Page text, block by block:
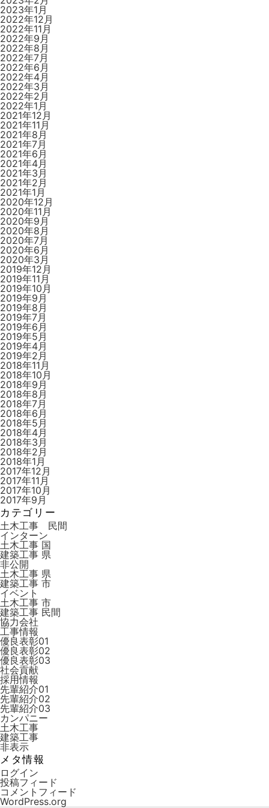
2023年1月
2022年12月
2022年11月
2022年9月
2022年8月
2022年7月
2022年6月
2022年4月
2022年3月
2022年2月
2022年1月
2021年12月
2021年11月
2021年8月
2021年7月
2021年6月
2021年4月
2021年3月
2021年2月
2021年1月
2020年12月
2020年11月
2020年9月
2020年8月
2020年7月
2020年6月
2020年3月
2019年12月
2019年11月
2019年10月
2019年9月
2019年8月
2019年7月
2019年6月
2019年5月
2019年4月
2019年2月
2018年11月
2018年10月
2018年9月
2018年8月
2018年7月
2018年6月
2018年5月
2018年4月
2018年3月
2018年2月
2018年1月
2017年12月
2017年11月
2017年10月
2017年9月
カテゴリー
土木工事 民間
インターン
土木工事 国
建築工事 県
非公開
土木工事 県
建築工事 市
イベント
土木工事 市
建築工事 ⺠間
協力会社
工事情報
優良表彰01
優良表彰02
優良表彰03
社会貢献
採用情報
先輩紹介01
先輩紹介02
先輩紹介03
カンパニー
土木工事
建築工事
非表示
メタ情報
ログイン
投稿フィード
コメントフィード
WordPress.org